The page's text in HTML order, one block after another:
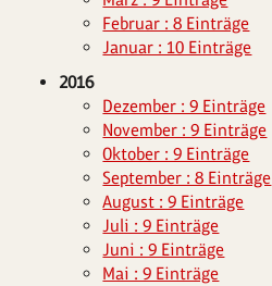
Februar : 8 Einträge
Januar : 10 Einträge
2016
Dezember : 9 Einträge
November : 9 Einträge
Oktober : 9 Einträge
September : 8 Einträge
August : 9 Einträge
Juli : 9 Einträge
Juni : 9 Einträge
Mai : 9 Einträge